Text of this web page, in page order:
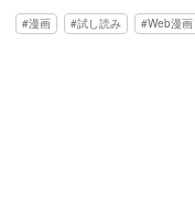
漫画 試し読み Web漫画